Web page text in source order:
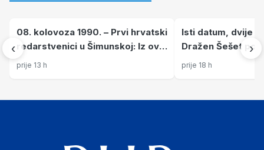
‹
08. kolovoza 1990. – Prvi hrvatski
redarstvenici u Šimunskoj: Iz ove
je postrojbe izrasla obrana
prije 13 h
Isti datum, dvije
Dražen Šešet
Ivica Cecelja
prije 18 h
›